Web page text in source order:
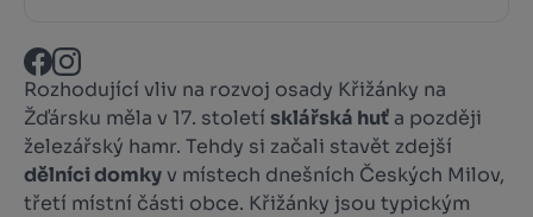
Rozhodující vliv na rozvoj osady Křižánky na
Žďársku měla v 17. století sklářská huť a později
železářský hamr. Tehdy si začali stavět zdejší
dělníci domkyv místech dnešních Českých Milov,
třetí místní části obce. Křižánky jsou typickým